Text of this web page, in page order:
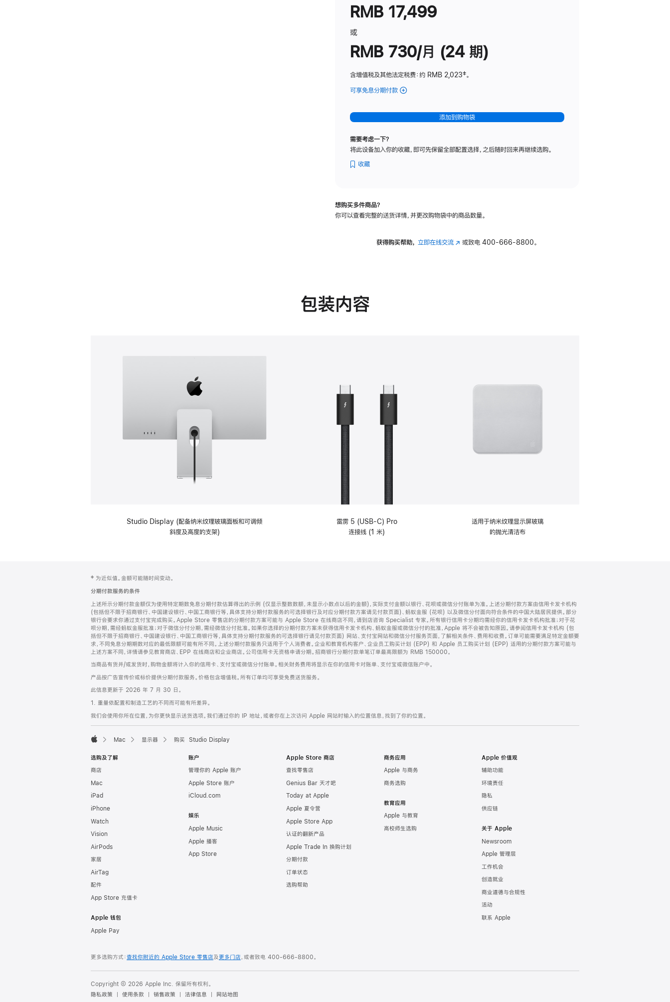
RMB 17,499
或
RMB 730/月 (24 期)
含增值税及其他法定税费：约 RMB 2,023脚
‡。
可享免息分期付款 (Studio
-
纳
理
可
斜
添加到购物袋
需要考虑一下？
将此设备加入你的收藏，即可先保留全部配置选择，之后随时回来再继续选购。
收藏
想购买多件商品？
你可以查看完整的送货详情，并更改购物袋中的商品数量。
获得购买帮助， 立即在线交流(在 或致电400-666-8800。
包装内容
Studio Display (配备纳米纹理玻璃面板和可调倾
斜度及高度的支架)
雷雳 5 (USB-C) Pro
连接线 (1 米)
适用于纳米纹理显示屏玻璃
的抛光清洁布
页
脚
注
‡ 为近似值。金额可能随时间变动。
分期付款服务的条件
上述所示分期付款金额仅为使用特定期数免息分期付款估算得出的示例 (仅显示整数数额，未显示小数点以后的金额)，实际支付金额以银行、花呗或微信分付账单为准。上述分期付款方案由信用卡发卡机构
(包括但不限于招商银行、中国建设银行、中国工商银行等，具体支持分期付款服务的可选择银行及对应分期付款方案请见付款页面)、蚂蚁金服 (花呗) 以及微信分付面向符合条件的中国大陆居民提供。部分
银行会要求你通过支付宝完成购买。Apple Store 零售店的分期付款方案可能与 Apple Store 在线商店不同，请到店咨询 Specialist 专家。所有银行信用卡分期均需经你的信用卡发卡机构批准；对于花
呗分期，需经蚂蚁金服批准；对于微信分付分期，需经微信分付批准。如果你选择的分期付款方案未获得信用卡发卡机构、蚂蚁金服或微信分付的批准，Apple 将不会被告知原因。请参阅信用卡发卡机构 (包
括但不限于招商银行、中国建设银行、中国工商银行等，具体支持分期付款服务的可选择银行请见付款页面) 网站、支付宝网站和微信分付服务页面，了解相关条件、费用和收费。订单可能需要满足特定金额要
求，不同免息分期期数对应的最低限额可能有所不同。上述分期付款服务只适用于个人消费者。企业和教育机构客户、企业员工购买计划 (EPP) 和 Apple 员工购买计划 (EPP) 适用的分期付款方案可能与
上述方案不同，详情请参见教育商店、EPP 在线商店和企业商店。公司信用卡无资格申请分期。招商银行分期付款单笔订单最高限额为 RMB 150000。
当商品有货并/或发货时，购物金额将计入你的信用卡、支付宝或微信分付账单。相关财务费用将显示在你的信用卡对账单、支付宝或微信账户中。
产品按广告宣传价或标价提供分期付款服务。价格包含增值税。所有订单均可享受免费送货服务。
此信息更新于 2026 年 7 月 30 日。
1. 重量依配置和制造工艺的不同而可能有所差异。
我们会使用你所在位置，为你更快显示送货选项。我们通过你的 IP 地址，或者你在上次访问 Apple 网站时输入的位置信息，找到了你的位置。
Mac 显示器 购买 Studio Display
选购及了解
商店
Mac
iPad
iPhone
Watch
Vision
AirPods
家居
AirTag
配件
App Store 充值卡
Apple 钱包
Apple Pay
账户
管理你的 Apple 账户
Apple Store 账户
iCloud.com
娱乐
Apple Music
Apple 播客
App Store
Apple Store 商店
查找零售店
Genius Bar 天才吧
Today at Apple
Apple 夏令营
Apple Store App
认证的翻新产品
Apple Trade In 换购计划
分期付款
订单状态
选购帮助
商务应用
Apple 与商务
商务选购
教育应用
Apple 与教育
高校师生选购
Apple 价值观
辅助功能
环境责任
隐私
供应链
关于 Apple
Newsroom
Apple 管理层
工作机会
创造就业
商业道德与合规性
活动
联系 Apple
更多选购方式：查找你附近的 Apple Store 零售店及更多门店，或者致电 400-666-8800。
Copyright © 2026 Apple Inc. 保留所有权利。
隐私政策
使用条款 销售政策 法律信息 网站地图